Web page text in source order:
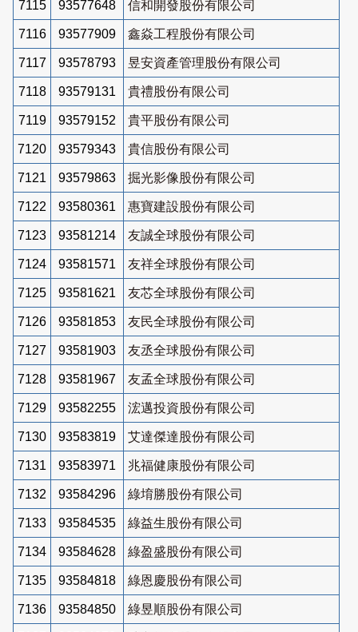
7115 93577648 信和開發股份有限公司
7116 93577909 鑫焱工程股份有限公司
7117 93578793 昱安資產管理股份有限公司
7118 93579131 貴禮股份有限公司
7119 93579152 貴平股份有限公司
7120 93579343 貴信股份有限公司
7121 93579863 掘光影像股份有限公司
7122 93580361 惠寶建設股份有限公司
7123 93581214 友誠全球股份有限公司
7124 93581571 友祥全球股份有限公司
7125 93581621 友芯全球股份有限公司
7126 93581853 友民全球股份有限公司
7127 93581903 友丞全球股份有限公司
7128 93581967 友孟全球股份有限公司
7129 93582255 浤邁投資股份有限公司
7130 93583819 艾達傑達股份有限公司
7131 93583971 兆福健康股份有限公司
7132 93584296 綠堉勝股份有限公司
7133 93584535 綠益生股份有限公司
7134 93584628 綠盈盛股份有限公司
7135 93584818 綠恩慶股份有限公司
7136 93584850 綠昱順股份有限公司